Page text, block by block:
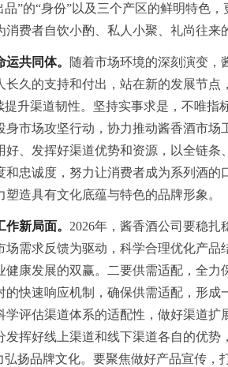
”的“身份”以及三个产区的鲜明特色
费者自饮小酌、私人小聚、礼尚往来
共同体。
随着市场环境的深刻演变，
久的支持和付出，站在新的发展节
升渠道韧性。坚持实事求是，不唯
市场攻坚行动，协力推动酱香酒市
好、发挥好渠道优势和资源，以全链
忠诚度，努力让消费者成为系列酒
造具有文化底蕴与特色的品牌形象。
新局面。 2026年，酱香酒公司要稳扎
需求反馈为驱动，科学合理优化产
康发展的双赢。二要供需适配，全
快速响应机制，确保供需适配，形
评估渠道体系的适配性，做好渠道
挥好线上渠道和线下渠道各自的优
扬品牌文化。要聚焦做好产品宣传